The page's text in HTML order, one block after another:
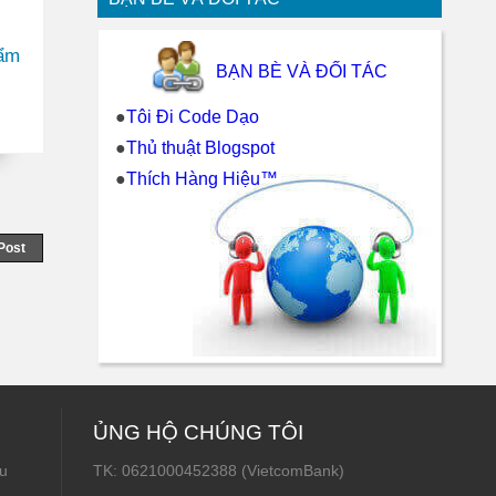
BẠN BÈ VÀ ĐỐI TÁC
●Tôi Đi Code Dạo
●Thủ thuật Blogspot
●Thích Hàng Hiệu™
ỦNG HỘ CHÚNG TÔI
TK: 0621000452388 (VietcomBank)